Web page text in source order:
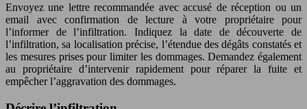
Envoyez une lettre recommandée avec accusé de réception ou un
email avec confirmation de lecture à votre propriétaire pour
l’informer de l’infiltration. Indiquez la date de découverte de
l’infiltration, sa localisation précise, l’étendue des dégâts constatés et
les mesures prises pour limiter les dommages. Demandez également
au propriétaire d’intervenir rapidement pour réparer la fuite et
empêcher l’aggravation des dommages.